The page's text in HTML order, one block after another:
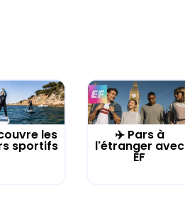
les
sportifs
✈️ Pars à
l'étranger avec
EF